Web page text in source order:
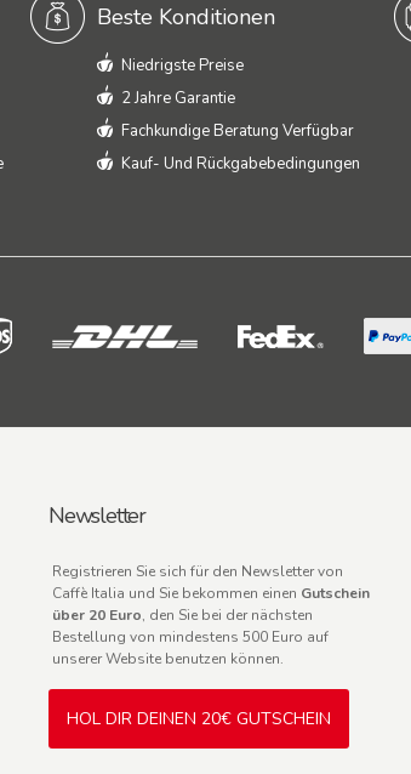
Beste Konditionen
Niedrigste Preise
2 Jahre Garantie
Fachkundige Beratung Verfügbar
Kauf- Und Rückgabebedingungen
Newsletter
Registrieren Sie sich für den Newsletter von
Caffè Italia und Sie bekommen einen Gutschein
über 20 Euro, den Sie bei der nächsten
Bestellung von mindestens 500 Euro auf
unserer Website benutzen können.
HOL DIR DEINEN 20€ GUTSCHEIN